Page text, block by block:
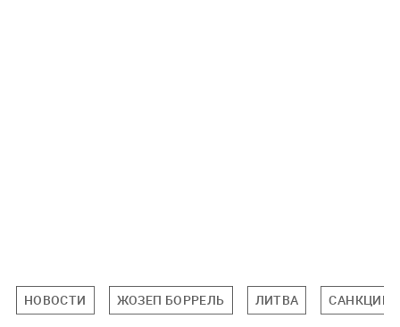
НОВОСТИ ЖОЗЕП БОРРЕЛЬ ЛИТВА САНКЦИИ